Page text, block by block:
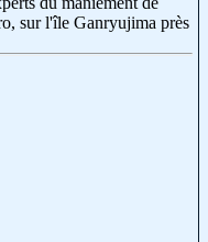
sur l'île Ganryujima près